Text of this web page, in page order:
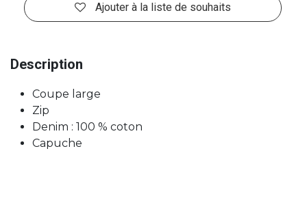
Ajouter à la liste de souhaits
Description
Coupe large
Zip
Denim : 100 % coton
Capuche